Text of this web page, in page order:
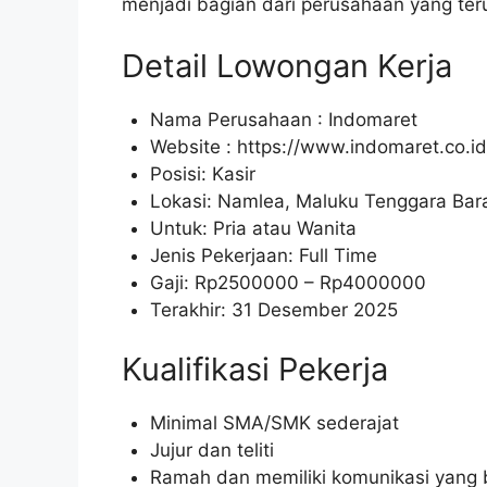
menjadi bagian dari perusahaan yang
Detail Lowongan Kerja
Nama Perusahaan : Indomaret
Website : https://
Posisi: Kasir
Lokasi: Namlea, Maluku Tenggara
Untuk: Pria atau Wanita
Jenis Pekerjaan: Full Time
Gaji: Rp2500000 – Rp4000000
Terakhir: 31 Desember 2025
Kualifikasi Pekerja
Minimal SMA/SMK sederajat
Jujur dan teliti
Ramah dan memiliki komunikasi yang